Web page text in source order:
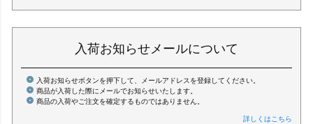
入荷お知らせメールについて
入荷お知らせボタンを押下して、メールアドレスを登録してください。
商品が入荷した際にメールでお知らせいたします。
商品の入荷やご注文を確定するものではありません。
詳しくはこちら